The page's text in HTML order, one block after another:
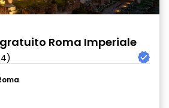
Roma Imperiale